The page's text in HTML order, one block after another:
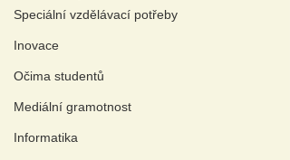
Speciální vzdělávací potřeby
Inovace
Očima studentů
Mediální gramotnost
Informatika